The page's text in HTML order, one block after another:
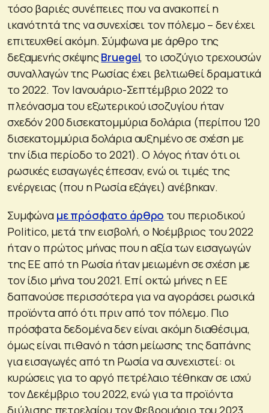
τόσο βαριές συνέπειες που να ανακοπεί η
ικανότητά της να συνεχίσει τον πόλεμο – δεν έχει
επιτευχθεί ακόμη. Σύμφωνα με άρθρο της
δεξαμενής σκέψηςBruegel, το ισοζύγιο τρεχουσών
συναλλαγών της Ρωσίας έχει βελτιωθείδραματικά
το 2022. Τον Ιανουάριο-Σεπτέμβριο 2022 το
πλεόνασμα του εξωτερικού ισοζυγίου ήταν
σχεδόν 200 δισεκατομμύρια δολάρια (περίπου 120
δισεκατομμύρια δολάρια αυξημένο σε σχέση με
την ίδια περίοδο το 2021). Ο λόγος ήταν ότι οι
ρωσικές εισαγωγές έπεσαν, ενώ οι τιμές της
ενέργειας (που η Ρωσία εξάγει) ανέβηκαν.
Συμφώνα με πρόσφατο άρθρο του περιοδικού
Politico, μετά την εισβολή, ο Νοέμβριος του 2022
ήταν ο πρώτος μήνας που η αξία των εισαγωγών
της ΕΕ από τη Ρωσία ήταν μειωμένη σε σχέση με
τον ίδιο μήνα του 2021. Επί οκτώ μήνες η ΕΕ
δαπανούσε περισσότερα για να αγοράσει ρωσικά
προϊόντα από ότι πριν από τον πόλεμο. Πιο
πρόσφατα δεδομένα δεν είναι ακόμη διαθέσιμα,
όμως είναι πιθανό η τάση μείωσης της δαπάνης
για εισαγωγές από τη Ρωσία να συνεχιστεί: οι
κυρώσεις για το αργό πετρέλαιο τέθηκαν σε ισχύ
τον Δεκέμβριο του 2022, ενώ για τα προϊόντα
διύλισης πετρελαίου τον Φεβρουάριο του 2023